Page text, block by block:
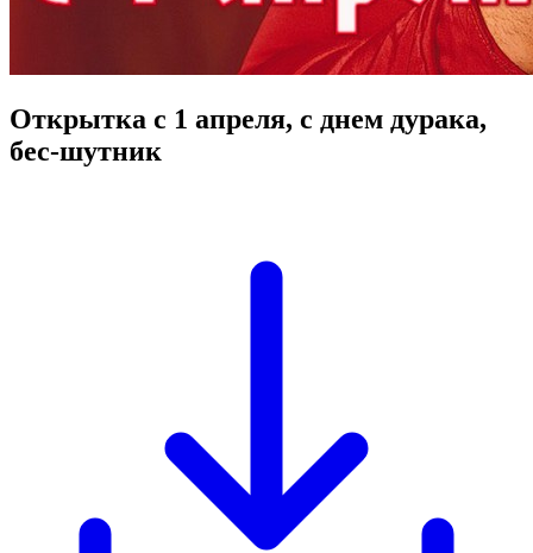
Открытка с 1 апреля, с днем дурака,
бес-шутник